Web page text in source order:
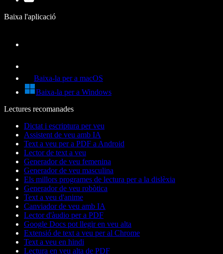
Baixa l'aplicació
Baixa-la per a macOS
Baixa-la per a Windows
Lectures recomanades
Dictat i escriptura per veu
Assistent de veu amb IA
Text a veu per a PDF a Android
Lector de text a veu
Generador de veu femenina
Generador de veu masculina
Els millors programes de lectura per a la dislèxia
Generador de veu robòtica
Text a veu d'anime
Canviador de veu amb IA
Lector d'àudio per a PDF
Google Docs pot llegir en veu alta
Extensió de text a veu per al Chrome
Text a veu en hindi
Lectura en veu alta de PDF